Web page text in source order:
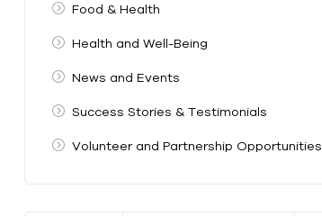
Food & Health
Health and Well-Being
News and Events
Success Stories & Testimonials
Volunteer and Partnership Opportunities